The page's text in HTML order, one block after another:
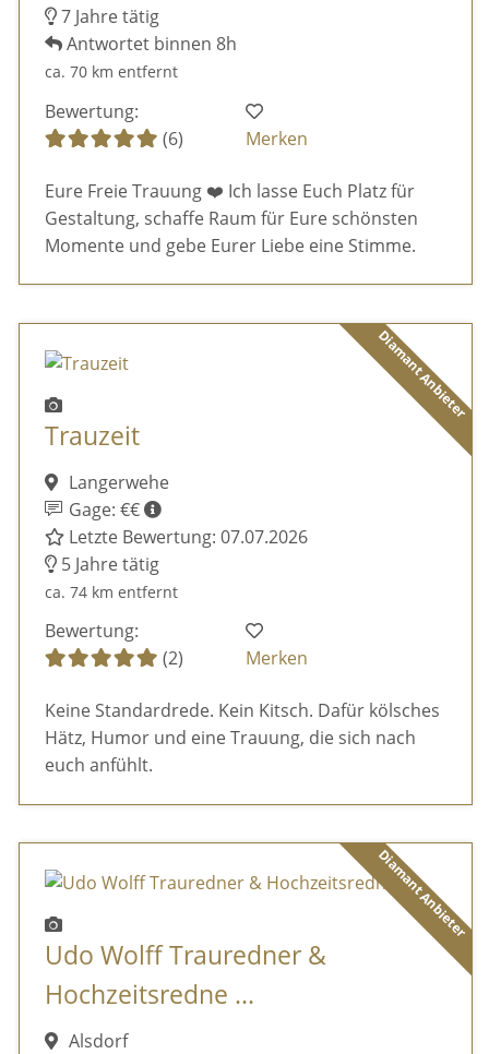
7 Jahre tätig
Antwortet binnen 8h
ca. 70 km entfernt
Bewertung:
(6)
Merken
Eure Freie Trauung ❤️ Ich lasse Euch Platz für
Gestaltung, schaffe Raum für Eure schönsten
Momente und gebe Eurer Liebe eine Stimme.
Diamant Anbieter
Trauzeit
Langerwehe
Gage: €€
Letzte Bewertung: 07.07.2026
5 Jahre tätig
ca. 74 km entfernt
Bewertung:
(2)
Merken
Keine Standardrede. Kein Kitsch. Dafür kölsches
Hätz, Humor und eine Trauung, die sich nach
euch anfühlt.
Diamant Anbieter
Udo Wolff Trauredner &
Hochzeitsredne ...
Alsdorf